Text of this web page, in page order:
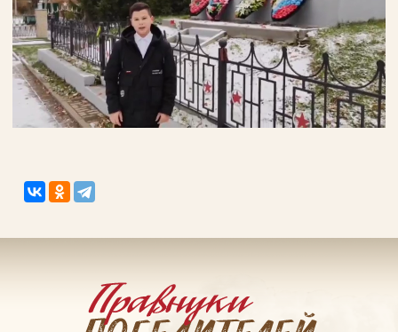
Заполняя данную форму вы соглашаетесь с
политикой конфиденциальности
сайта
ВОЙТИ
Регистрация